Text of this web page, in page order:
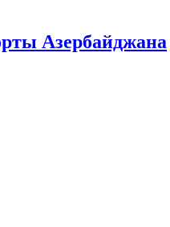
Азербайджана